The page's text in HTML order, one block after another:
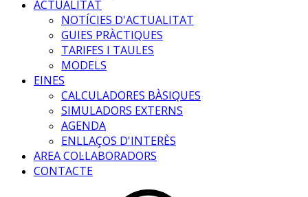
ACTUALITAT
NOTÍCIES D'ACTUALITAT
GUIES PRÀCTIQUES
TARIFES I TAULES
MODELS
EINES
CALCULADORES BÀSIQUES
SIMULADORS EXTERNS
AGENDA
ENLLAÇOS D'INTERÈS
AREA COL·LABORADORS
CONTACTE